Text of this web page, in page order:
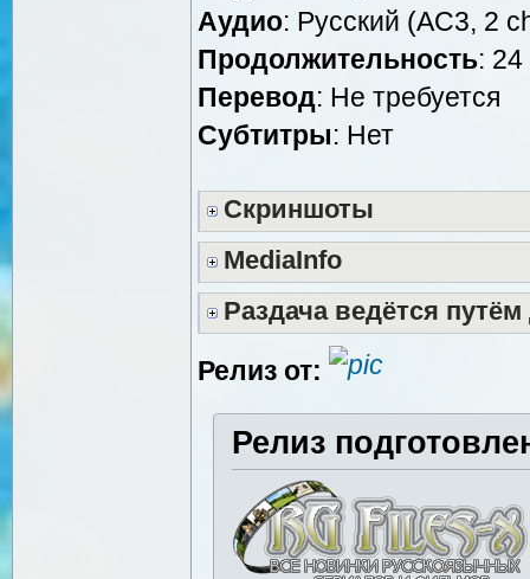
Аудио: Русский (AC3, 2
Продолжительность:
Перевод: Не требуется
Субтитры: Нет
Скриншоты
MediaInfo
Раздача ведётся
Релиз от:
Релиз